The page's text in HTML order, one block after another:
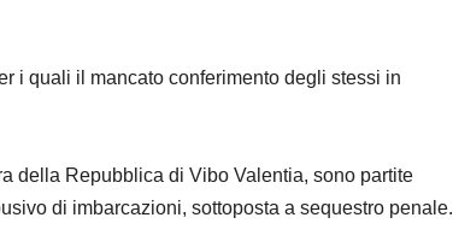
i quali il mancato conferimento degli stessi in
della Repubblica di Vibo Valentia, sono partite
di imbarcazioni, sottoposta a sequestro penale.